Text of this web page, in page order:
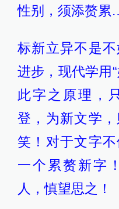
性别，须添赘
标新立异不是
进步，现代学用
此字之原理，
登，为新文学
笑！对于文字
一个累赘新字
人，慎望思之！